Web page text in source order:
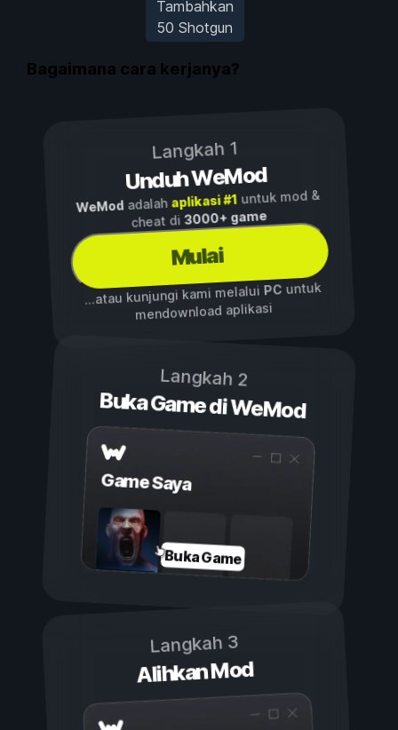
Tambahkan
50 Shotgun
Bagaimana cara kerjanya?
Langkah 1
Unduh WeMod
WeModadalah aplikasi #1untuk mod &
cheat di3000+ game
Mulai
...atau kunjungi kami melalui PCuntuk
mendownload aplikasi
Langkah 2
Buka Game di WeMod
Game Saya
Buka Game
Langkah 3
Alihkan Mod